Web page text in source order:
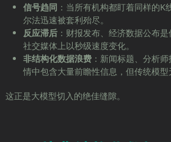
信号趋同 ：当所有机构都盯着同样的
尔法迅速被套利殆尽。
反应滞后：财报发布、经济数据公布
社交媒体上以秒级速度变化。
非结构化数据浪费：新闻标题、分析
情中包含大量前瞻性信息，但传统模型
这正是大模型切入的绝佳缝隙。